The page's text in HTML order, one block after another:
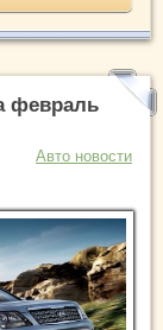
февраль
Авто новости